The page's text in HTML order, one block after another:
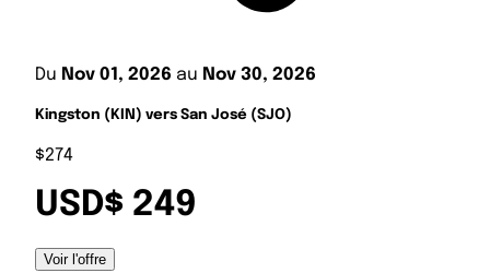
Du Nov 01, 2026 au Nov 30, 2026
Kingston (KIN) vers San José (SJO)
$274
USD$ 249
Voir l'offre